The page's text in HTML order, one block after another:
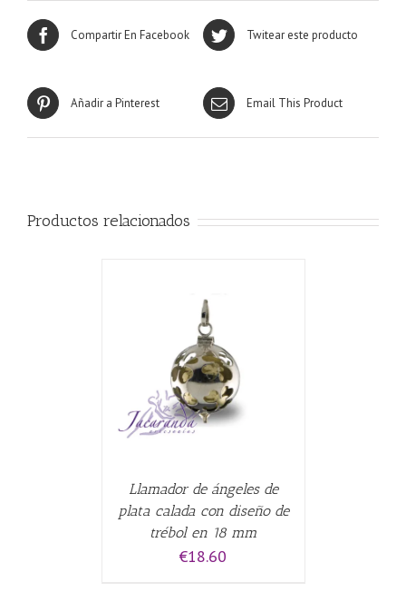
Compartir En Facebook Twitear este producto
Añadir a Pinterest Email This Product
Productos relacionados
Llamador de ángeles de
plata calada con diseño de
trébol en 18 mm
€18.60